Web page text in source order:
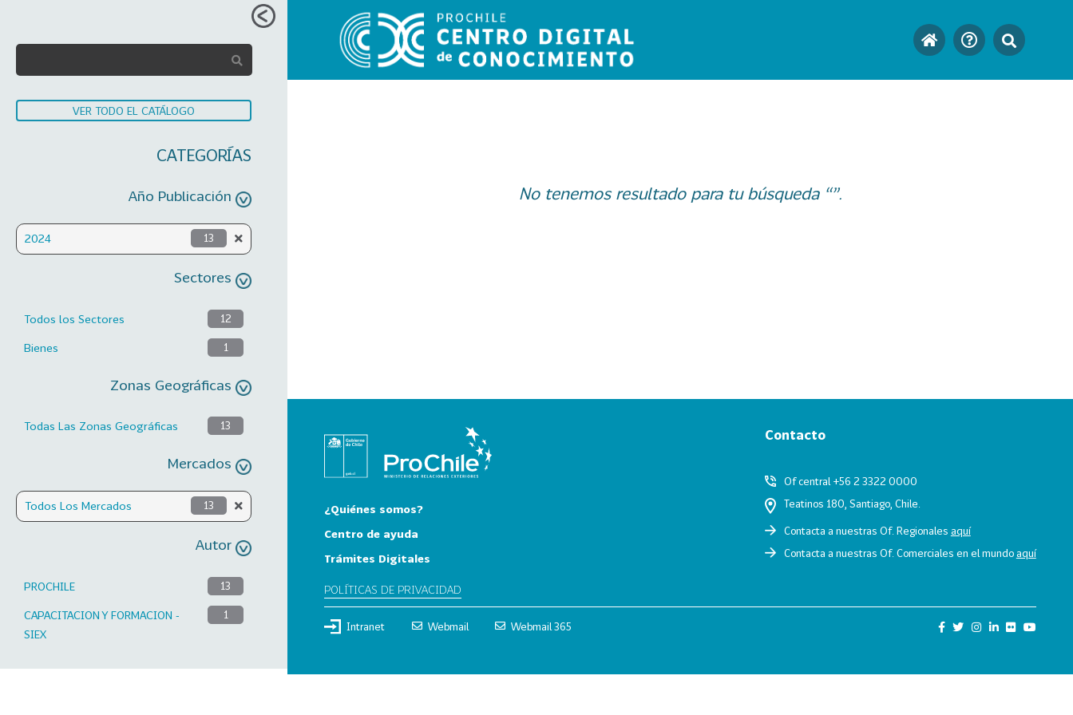
VER TODO EL CATÁLOGO
CATEGORÍAS
Año Publicación
2024 13
Sectores
Todos los Sectores 12
Bienes 1
Zonas Geográficas
Todas Las Zonas Geográficas 13
Mercados
Todos Los Mercados 13
Autor
PROCHILE 13
CAPACITACION Y FORMACION -
SIEX
1
No tenemos resultado para tu búsqueda “”.
¿Quiénes somos?
Centro de ayuda
Trámites Digitales
POLÍTICAS DE PRIVACIDAD
Contacto
Of central +56 2 3322 0000
Teatinos 180, Santiago, Chile.
Contacta a nuestras Of. Regionales aquí
Contacta a nuestras Of. Comerciales en el mundoaquí
Intranet Webmail Webmail 365